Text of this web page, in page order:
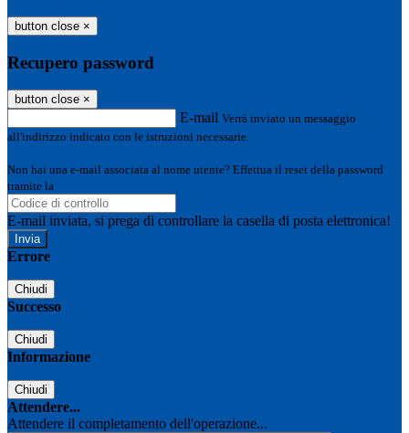
button close ×
Recupero password
button close ×
E-mail Verrà inviato un messaggio
all'indirizzo indicato con le istruzioni necessarie.
Non hai una e-mail associata al nome utente? Effettua il reset della password
tramite la
E-mail inviata, si prega di controllare la casella di posta elettronica!
Errore
Chiudi
Successo
Chiudi
Informazione
Chiudi
Attendere...
Attendere il completamento dell'operazione...